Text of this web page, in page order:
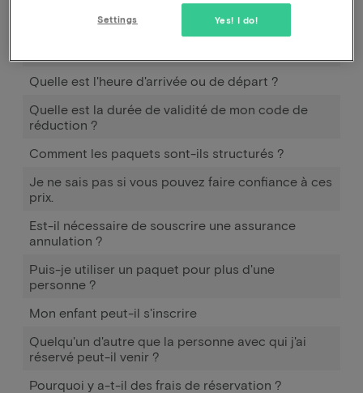
électronique dans votre système ?
Comment puis-je savoir si un surclassement est
Quelle est l'heure d'arrivée ou de départ ?
Quelle est la durée de validité de mon code de
réduction ?
Comment les paquets sont-ils structurés ?
Je ne sais pas si vous pouvez faire confiance à ces
prix.
Est-il nécessaire de souscrire une assurance
annulation ?
Puis-je utiliser un paquet pour plus d'une
personne ?
Mon enfant peut-il s'inscrire
Quelqu'un d'autre que la personne avec qui j'ai
réservé peut-il venir ?
Pourquoi y a-t-il des frais de réservation ?
Yes! I do!
Settings